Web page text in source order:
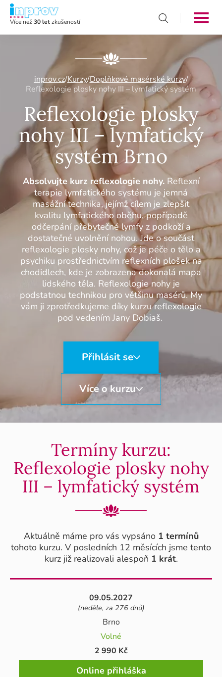
Více než30 letzkušeností
inprov.cz/Kurzy/Doplňkové masérské kurzy/
Reflexologie plosky nohy III – lymfatický systém
Reflexologie plosky
nohy III – lymfatický
systém Brno
Absolvujte kurz reflexologie nohy.Reflexní
terapie lymfatického systému je jemná
masážní technika, jejímž cílem je zlepšit
kvalitu lymfatického oběhu, popřípadě
odčerpání přebytečné lymfy z podkoží a
dostatečné uvolnění nohou. Jde o součást
reflexologie plosky nohy, což je péče o tělo a
psychiku prostřednictvím reflexních plošek na
chodidlech, kde je zobrazena dokonalá mapa
lidského těla. Reflexologie nohy je
podstatnou technikou pro většinu masérů. My
vám ji zprotředkujeme díky kurzu reflexologie
pod vedením Jany Dobiaš.
Přihlásit se
Více o kurzu
Termíny kurzu:
Reflexologie plosky nohy
III – lymfatický systém
Aktuálně máme pro vás vypsáno 1 termínů
tohoto kurzu. V posledních 12 měsících jsme tento
kurz již realizovali alespoň 1 krát.
09.05.2027
(neděle, za 276 dnů)
Brno
Volné
2 990 Kč
Online přihláška